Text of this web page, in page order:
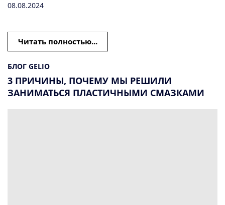
08.08.2024
Читать полностью...
БЛОГ GELIO
3 ПРИЧИНЫ, ПОЧЕМУ МЫ РЕШИЛИ
ЗАНИМАТЬСЯ ПЛАСТИЧНЫМИ СМАЗКАМИ